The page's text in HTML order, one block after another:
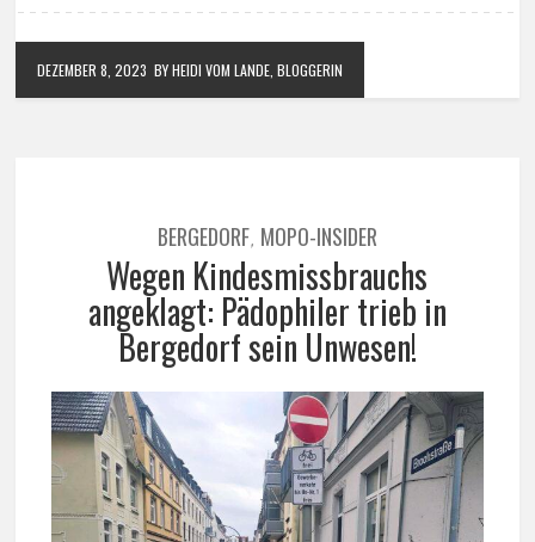
DEZEMBER 8, 2023 BY HEIDI VOM LANDE, BLOGGERIN
BERGEDORF, MOPO-INSIDER
Wegen Kindesmissbrauchs
angeklagt: Pädophiler trieb in
Bergedorf sein Unwesen!